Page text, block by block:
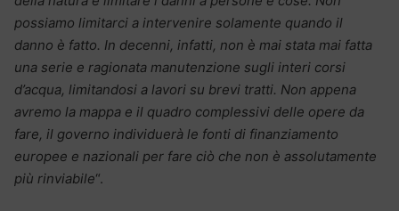
possiamo limitarci a intervenire solamente quando il
danno è fatto. In decenni, infatti, non è mai stata mai fatta
una serie e ragionata manutenzione sugli interi corsi
d’acqua, limitandosi a lavori su brevi tratti. Non appena
avremo la mappa e il quadro complessivi delle opere da
fare, il governo individuerà le fonti di finanziamento
europee e nazionali per fare ciò che non è assolutamente
più rinviabile“.